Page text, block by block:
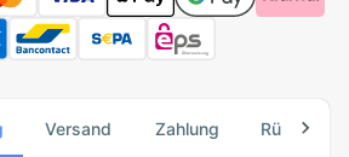
Versand Zahlung